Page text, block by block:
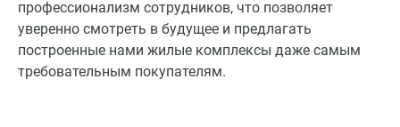
профессионализм сотрудников, что позволяет
уверенно смотреть в будущее и предлагать
построенные нами жилые комплексы даже самым
требовательным покупателям.